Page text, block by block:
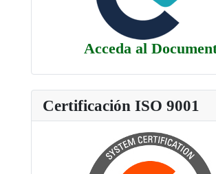
Acceda al
Certificación ISO 9001